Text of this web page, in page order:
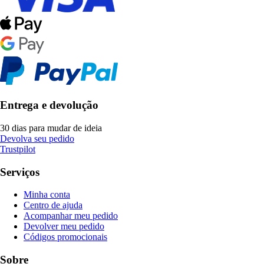
Entrega e devolução
30 dias para mudar de ideia
Devolva seu pedido
Trustpilot
Serviços
Minha conta
Centro de ajuda
Acompanhar meu pedido
Devolver meu pedido
Códigos promocionais
Sobre